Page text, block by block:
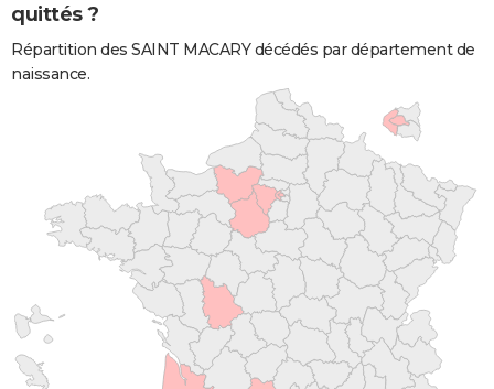
quittés ?
Répartition des SAINT MACARY décédés par département de
naissance.